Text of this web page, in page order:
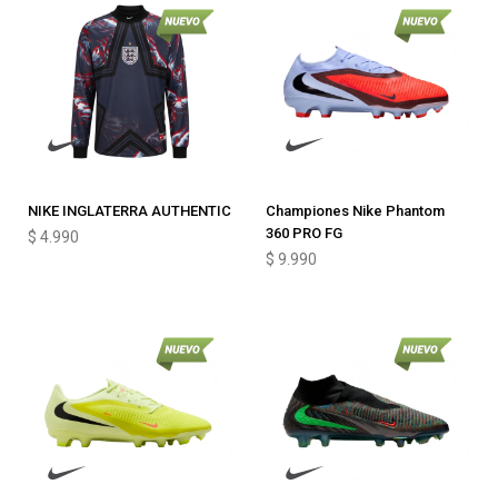
NIKE INGLATERRA AUTHENTIC
$ 4.990
Championes Nike Phantom
360 PRO FG
$ 9.990